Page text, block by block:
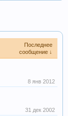
Последнее
сообщение ↓
8 янв 2012
31 дек 2002